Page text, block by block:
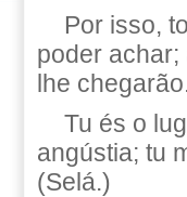
Por isso,
poder
lhe
Tu és o
angústia; tu
(Selá.)